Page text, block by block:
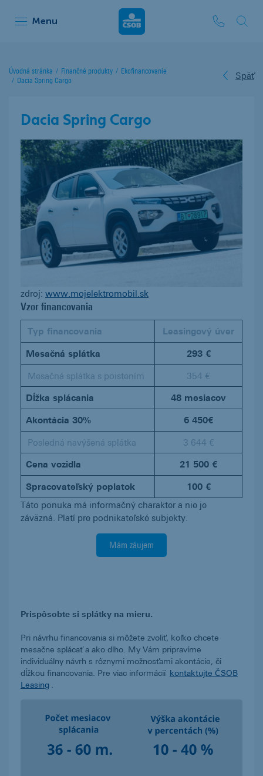
Menu ČSOB Leasing
Úvodná stránka Finančné produkty
Ekofinancovanie
Dacia Spring Cargo
Späť
Dacia Spring Cargo
zdroj: www.mojelektromobil.sk
Vzor financovania
Typ financovania
Leasingový úver
Mesačná splátka
293 €
Mesačná splátka s poistením 354 €
Dĺžka splácania
48 mesiacov
Akontácia 30%
6 450€
Posledná navýšená splátka 3 644 €
Cena vozidla
21 500 €
Spracovateľský poplatok
100 €
Táto ponuka má informačný charakter a nie je
záväzná. Platí pre podnikateľské subjekty.
Mám záujem
Prispôsobte si splátky na mieru.
Pri návrhu financovania si môžete zvoliť, koľko chcete
mesačne splácať a ako dlho. My Vám pripravíme
individuálny návrh s rôznymi možnosťami akontácie, či
dĺžkou financovania. Pre viac informácií kontaktujte ČSOB
Leasing